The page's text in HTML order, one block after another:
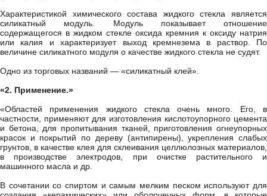
Характеристикой химического состава жидкого стекла является
силикатный модуль. Модуль показывает отношение
содержащегося в жидком стекле оксида кремния к оксиду натрия
или калия и характеризует выход кремнезема в раствор. По
величине силикатного модуля о качестве жидкого стекла не судят.
Одно из торговых названий — «силикатный клей».
«2. Применение.»
«Областей применения жидкого стекла очень много. Его, в
частности, применяют для изготовления кислотоупорного цемента
и бетона, для пропитывания тканей, приготовления огнеупорных
красок и покрытий по дереву (антипирены), укрепления слабых
грунтов, в качестве клея для склеивания целлюлозных материалов,
в производстве электродов, при очистке растительного и
машинного масла и др.
В сочетании со спиртом и самым мелким песком используют для